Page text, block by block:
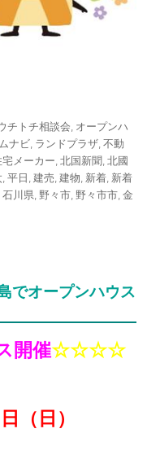
チトチ相談会 オープンハ
ナビ ランドプラザ ,不動
宅メーカー ,北国新聞 ,北國
,平日 ,建売 ,建物 新着 新着
,石川県 野々市 野々市市 ,金
でオープンハウス
開催☆☆☆☆
（日）